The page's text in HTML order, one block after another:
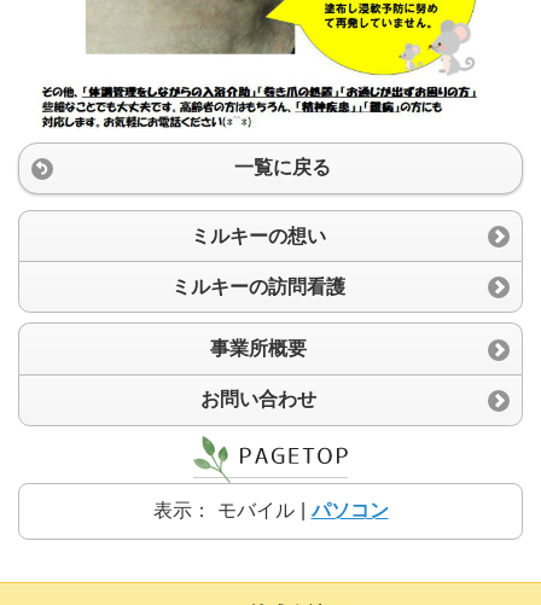
一覧に戻る
ミルキーの想い
ミルキーの訪問看護
事業所概要
お問い合わせ
表示： モバイル パソコン